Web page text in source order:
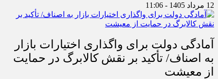
12 مرداد 1405 - 11:06
آمادگی دولت برای واگذاری اختیارات بازار
به اصناف/ تأکید بر نقش کالابرگ در حمایت
از معیشت